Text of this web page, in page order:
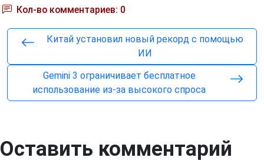
Кол-во комментариев: 0
Китай установил новый рекорд с помощью
ИИ
Gemini 3 ограничивает бесплатное
использование из-за высокого спроса
Оставить комментарий